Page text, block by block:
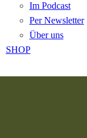
Im Podcast
Per Newsletter
Über uns
SHOP